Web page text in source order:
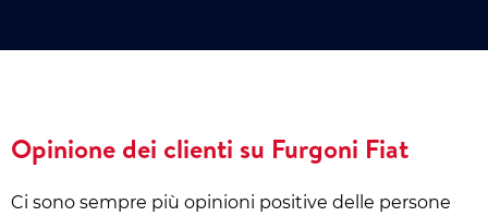
Opinione dei clienti su Furgoni Fiat
Ci sono sempre più opinioni positive delle persone